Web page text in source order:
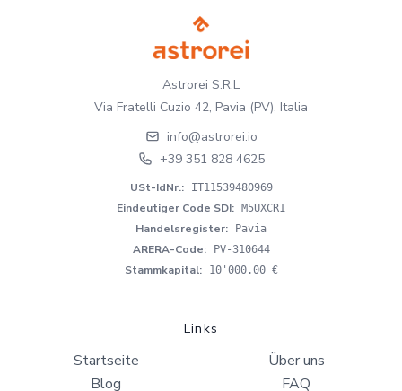
Astrorei S.R.L
Via Fratelli Cuzio 42, Pavia (PV), Italia
info@astrorei.io
+39 351 828 4625
USt-IdNr.: IT11539480969
Eindeutiger Code SDI: M5UXCR1
Handelsregister: Pavia
ARERA-Code: PV-310644
Stammkapital: 10'000.00 €
Links
Startseite
Über uns
Blog
FAQ